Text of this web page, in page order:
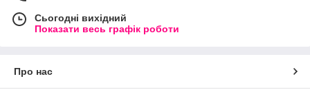
Сьогодні вихідний
Показати весь графік роботи
Про нас